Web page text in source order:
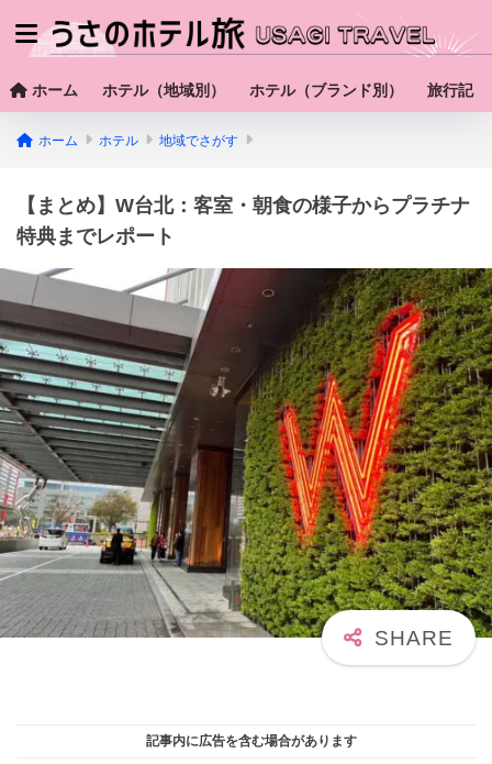
ホーム ホテル（地域別） ホテル（ブランド別） 旅行記
ホーム ホテル 地域でさがす
【まとめ】W台北：客室・朝食の様子からプラチナ
特典までレポート
記事内に広告を含む場合があります